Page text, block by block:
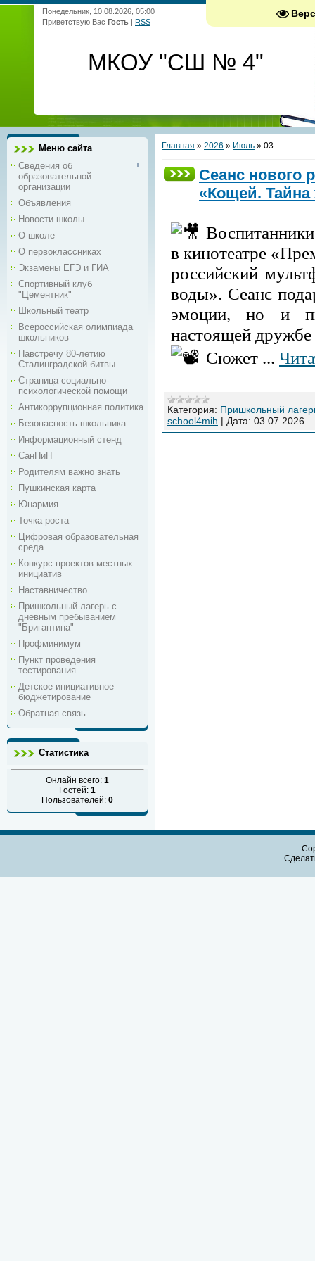
Понедельник, 10.08.2026, 05:00
Приветствую Вас Гость | RSS
МКОУ "СШ № 4"
Меню сайта
Сведения об
образовательной
организации
Объявления
Новости школы
О школе
О первоклассниках
Экзамены ЕГЭ и ГИА
Спортивный клуб
"Цементник"
Школьный театр
Всероссийская олимпиада
школьников
Навстречу 80-летию
Сталинградской битвы
Страница социально-
психологической помощи
Антикоррупционная политика
Безопасность школьника
Информационный стенд
СанПиН
Родителям важно знать
Пушкинская карта
Юнармия
Точка роста
Цифровая образовательная
среда
Конкурс проектов местных
инициатив
Наставничество
Пришкольный лагерь с
дневным пребыванием
"Бригантина"
Профминимум
Пункт проведения
тестирования
Детское инициативное
бюджетирование
Обратная связь
Статистика
Онлайн всего: 1
Гостей: 1
Пользователей: 0
Главная » 2026 » Июль » 03
Сеанс нового
«Кощей.
в кинотеатре
российский
воды». Сеанс
эмоции, но и
настоящей
Сюжет ...
Категория: Пришкольный
school4mih | Дата: 03.07.2026